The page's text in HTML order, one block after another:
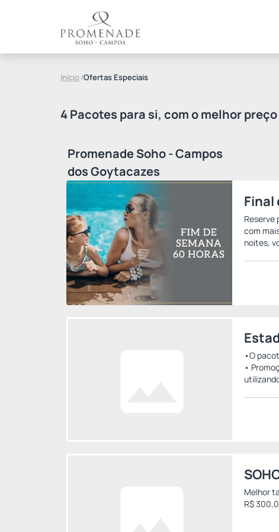
Início/Ofertas Especiais
4 Pacotes para si, com o melhor
Promenade Soho - Campos
dos Goytacazes
Final
Reserve
com
noites,
•O
•
Melhor
R$